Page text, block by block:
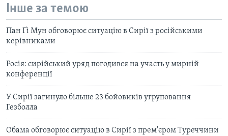
Інше за темою
Пан Ґі Мун обговорює ситуацію в Сирії з російськими
керівниками
Росія: сирійський уряд погодився на участь у мирній
конференції
У Сирії загинуло більше 23 бойовиків угруповання
Гезболла
Обама обговорює ситуацію в Сирії з прем'єром Туреччини